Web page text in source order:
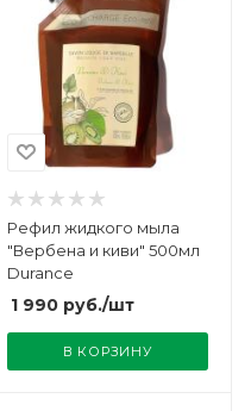
Рефил жидкого мыла
"Вербена и киви" 500мл
Durance
1 990руб./шт
В КОРЗИНУ